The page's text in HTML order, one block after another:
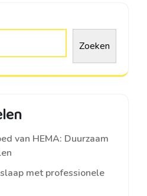
Zoeken
van HEMA: Duurzaam
met professionele